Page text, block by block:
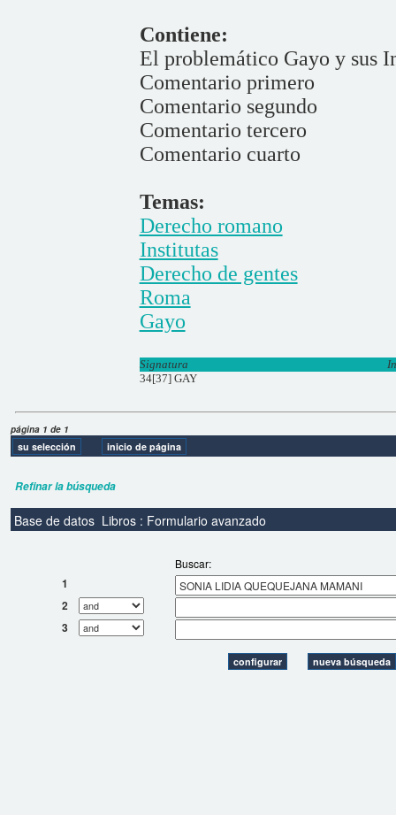
Contiene:
El problemático Gayo y sus
Comentario primero
Comentario segundo
Comentario tercero
Comentario cuarto
Temas:
Derecho romano
Institutas
Derecho de gentes
Roma
Gayo
Signatura
34[37] GAY
página 1 de 1
Refinar la búsqueda
Base de datos Libros : Formulario avanzado
Buscar:
1
2
3